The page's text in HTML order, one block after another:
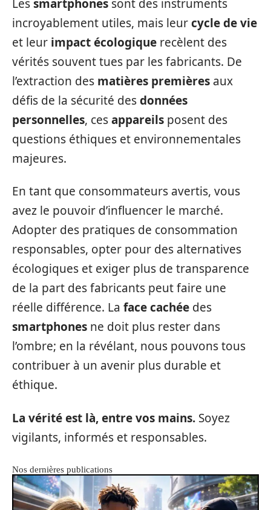
Lessmartphones sont des instruments
incroyablement utiles, mais leurcycle de vie
et leur impact écologique recèlent des
vérités souvent tues par les fabricants. De
l’extraction des matières premières aux
défis de la sécurité desdonnées
personnelles, cesappareils posent des
questions éthiques et environnementales
majeures.
En tant que consommateurs avertis, vous
avez le pouvoir d’influencer le marché.
Adopter des pratiques de consommation
responsables, opter pour des alternatives
écologiques et exiger plus de transparence
de la part des fabricants peut faire une
réelle différence. La face cachée des
smartphones ne doit plus rester dans
l’ombre; en la révélant, nous pouvons tous
contribuer à un avenir plus durable et
éthique.
La vérité est là, entre vos mains. Soyez
vigilants, informés et responsables.
Nos dernières publications